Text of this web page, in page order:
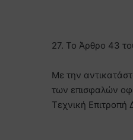
27. Το Άρθρο 43
Με την
των επισφαλών
Τεχνική